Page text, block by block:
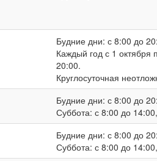
Будние дни: с 8:00 до
Каждый год с 1 октября
20:00.
Круглосуточная
Будние дни: с 8:00 до
Суббота: с 8:00 до
Будние дни: с 8:00 до
Суббота: с 8:00 до